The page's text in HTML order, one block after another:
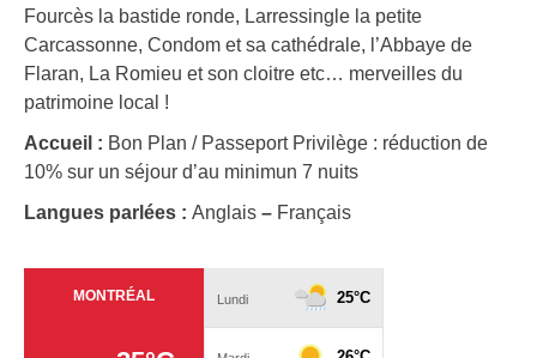
Fourcès la bastide ronde, Larressingle la petite
Carcassonne, Condom et sa cathédrale, l’Abbaye de
Flaran, La Romieu et son cloitre etc… merveilles du
patrimoine local !
Accueil : Bon Plan / Passeport Privilège : réduction de
10% sur un séjour d’au minimun 7 nuits
Langues parlées : Anglais – Français